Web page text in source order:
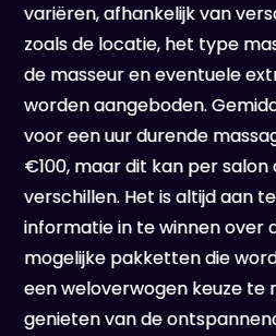
variëren, afhankelijk van
zoals de locatie, het type
de masseur en eventuele
worden aangeboden.
voor een uur durende
€100, maar dit kan per salon
verschillen. Het is altijd aan
informatie in te winnen over
mogelijke pakketten die
een weloverwogen keuze
genieten van de